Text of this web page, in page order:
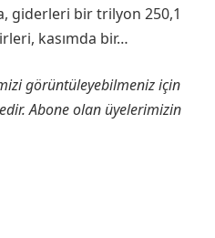
giderleri bir trilyon 250,1
kasımda bir…
görüntüleyebilmeniz için
Abone olan üyelerimizin